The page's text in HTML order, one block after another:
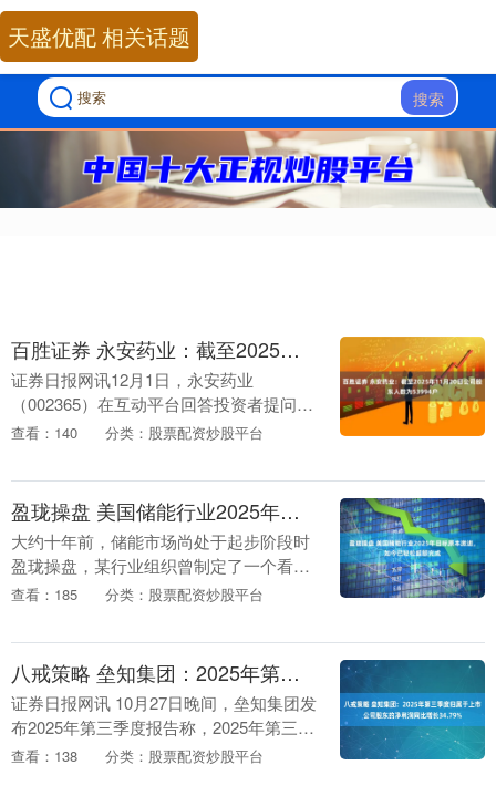
搜索
天盛优配 相关话题
百胜证券 永安药业：截至2025年11月20日公司股东人数为53994户
证券日报网讯12月1日，永安药业
（002365）在互动平台回答投资者提问时
表示，截至2025年11月20日，公司股东人
查看：140 分类：股票配资炒股平台
盈珑操盘 美国储能行业2025年目标原本激进，如今已轻松超额完成
大约十年前，储能市场尚处于起步阶段时
盈珑操盘，某行业组织曾制定了一个看似
遥不可及的目标：到 2025 年底，美国电
储能....
查看：185 分类：股票配资炒股平台
八戒策略 垒知集团：2025年第三季度归属于上市公司股东的净利润同比增长34.79%
证券日报网讯 10月27日晚间，垒知集团发
布2025年第三季度报告称，2025年第三季
度公司实现营业收入608，808，396.20
查看：138 分类：股票配资炒股平台